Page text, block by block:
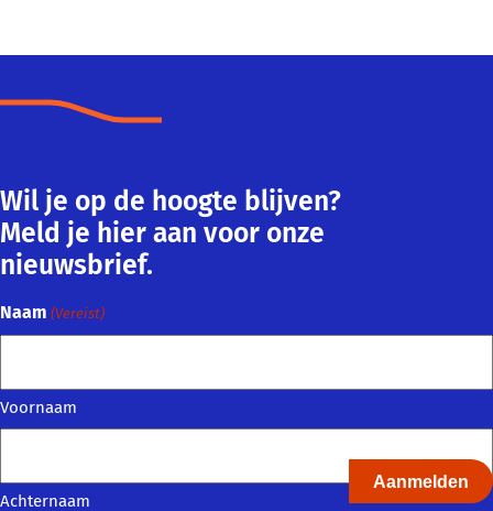
Wil je op de hoogte blijven?
Meld je hier aan voor onze
nieuwsbrief.
Naam (Vereist)
Voornaam
Achternaam